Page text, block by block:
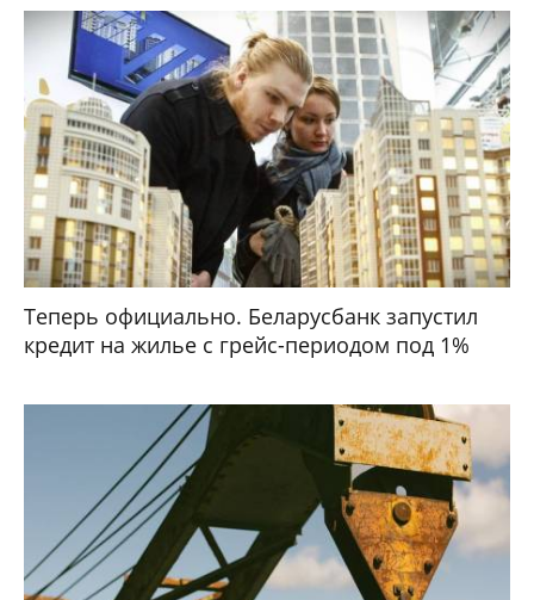
Теперь официально. Беларусбанк запустил
кредит на жилье с грейс-периодом под 1%